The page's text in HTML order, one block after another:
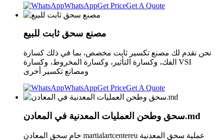
WhatsAppGet PriceGet A Quote
مصنع سحق ثابت للبيع
نحن نقدم لك مصنع تكسير ثابت مخصص، بما في ذلك كسارة
الفك، وكسارة التأثير، وكسارة المخروط، وكسارة VSI
ومصانع تكسير أخرى
WhatsAppGet PriceGet A Quote
سحق وطحن العمليات المعدنية في المعادن.md
خام سحق المعادن martialartcentereu عملية سحق المعدنية